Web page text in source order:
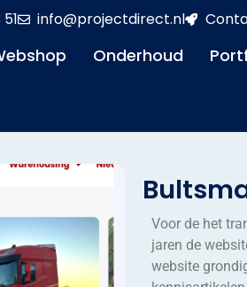
info@projectdirect.nl
Onderhoud
Voor de het
jaren de
website